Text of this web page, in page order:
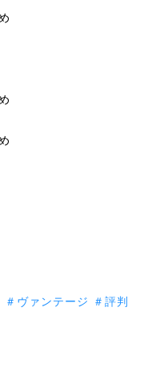
＃ヴァンテージ ＃評判